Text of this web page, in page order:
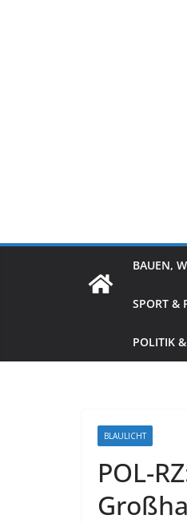
BAUEN,
SPORT &
POLITIK
BLAULICHT
POL-